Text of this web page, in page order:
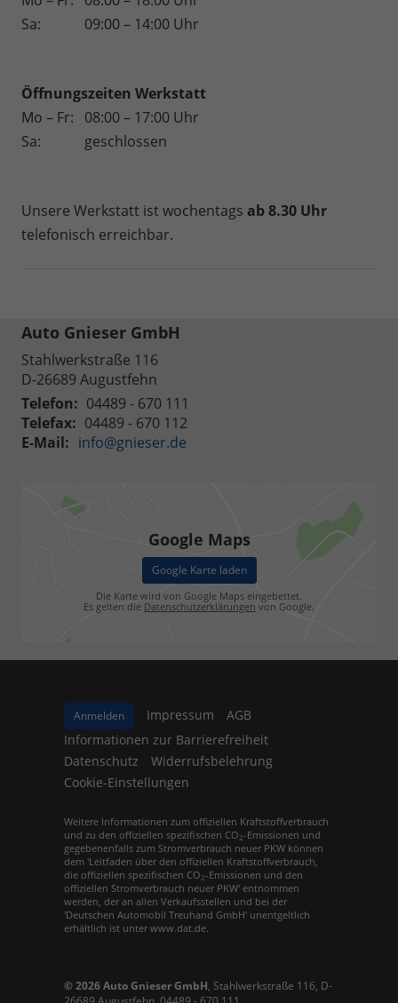
Sa:
09:00 – 14:00 Uhr
Öffnungszeiten Werkstatt
Mo – Fr: 08:00 – 17:00 Uhr
Sa:
geschlossen
Unsere Werkstatt ist wochentags ab 8.30 Uhr
telefonisch erreichbar.
Auto Gnieser GmbH
Stahlwerkstraße 116
D-26689 Augustfehn
Telefon: 04489 - 670 111
Telefax: 04489 - 670 112
E-Mail: info@gnieser.de
Google Maps
Google Karte laden
Die Karte wird von Google Maps eingebettet.
Es gelten die Datenschutzerklärungen von Google.
Anmelden Impressum
AGB
Informationen zur Barrierefreiheit
Datenschutz
Widerrufsbelehrung
Cookie-Einstellungen
Weitere Informationen zum offiziellen Kraftstoffverbrauch
und zu den offiziellen spezifischen CO 2-Emissionen und
gegebenenfalls zum Stromverbrauch neuer PKW können
dem 'Leitfaden über den offiziellen Kraftstoffverbrauch,
die offiziellen spezifischen CO 2-Emissionen und den
offiziellen Stromverbrauch neuer PKW' entnommen
werden, der an allen Verkaufsstellen und bei der
'Deutschen Automobil Treuhand GmbH' unentgeltlich
erhältlich ist unter www.dat.de.
© 2026Auto Gnieser GmbH, Stahlwerkstraße 116, D-